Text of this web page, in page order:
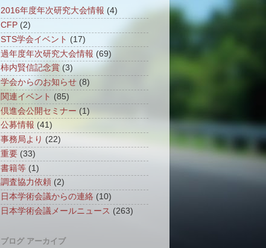
2016年度年次研究大会情報 (4)
CFP (2)
STS学会イベント (17)
過年度年次研究大会情報 (69)
柿内賢信記念賞 (3)
学会からのお知らせ (8)
関連イベント (85)
倶進会公開セミナー (1)
公募情報 (41)
事務局より (22)
重要 (33)
書籍等 (1)
調査協力依頼 (2)
日本学術会議からの連絡 (10)
日本学術会議メールニュース (263)
ブログ アーカイブ